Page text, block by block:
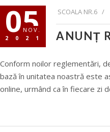
05
NOV.
2021
SCOALA NR.6 /
ANUNȚ
Conform noilor reglementări,
bază în unitatea noastră este
online, urmând ca în fiecare zi